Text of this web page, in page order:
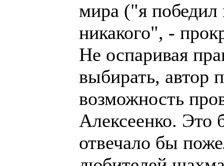
мира ("я победил
никакого", -
Не оспаривая
выбирать, автор
возможность
Алексеенко. Это
отвечало бы